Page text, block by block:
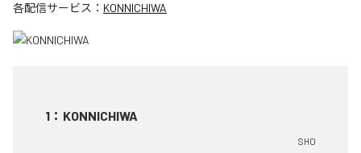
各配信サービス： KONNICHIWA
1 ： KONNICHIWA
SHO